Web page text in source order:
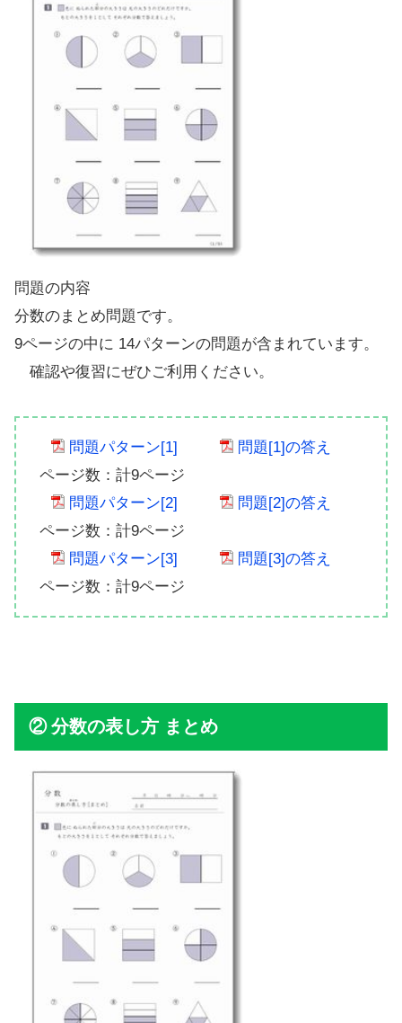
問題の内容
分数のまとめ問題です。
9ページの中に 14パターンの問題が含まれています。
確認や復習にぜひご利用ください。
問題パターン[1]
問題[1]の答え
ページ数：計9ページ
問題パターン[2]
問題[2]の答え
ページ数：計9ページ
問題パターン[3]
問題[3]の答え
ページ数：計9ページ
分数の表し方 まとめ